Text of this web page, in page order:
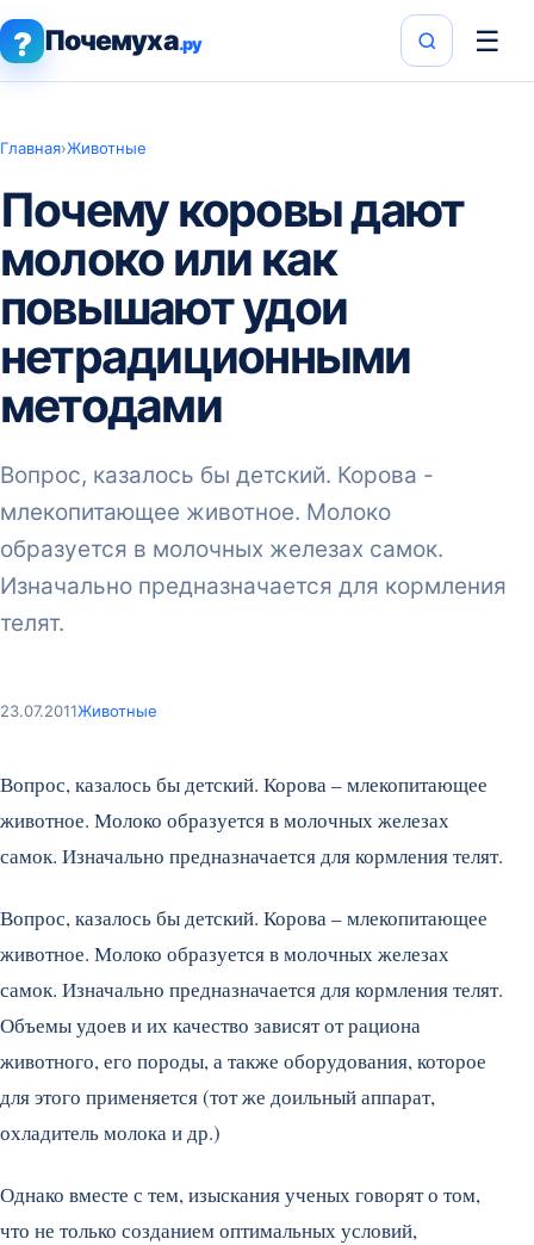
? Почемуха.ру ☰
Главная›Животные
Почему коровы дают
молоко или как
повышают удои
нетрадиционными
методами
Вопрос, казалось бы детский. Корова -
млекопитающее животное. Молоко
образуется в молочных железах самок.
Изначально предназначается для кормления
телят.
23.07.2011Животные
Вопрос, казалось бы детский. Корова – млекопитающее
животное. Молоко образуется в молочных железах
самок. Изначально предназначается для кормления телят.
Вопрос, казалось бы детский. Корова – млекопитающее
животное. Молоко образуется в молочных железах
самок. Изначально предназначается для кормления телят.
Объемы удоев и их качество зависят от рациона
животного, его породы, а также оборудования, которое
для этого применяется (тот же доильный аппарат,
охладитель молока и др.)
Однако вместе с тем, изыскания ученых говорят о том,
что не только созданием оптимальных условий,